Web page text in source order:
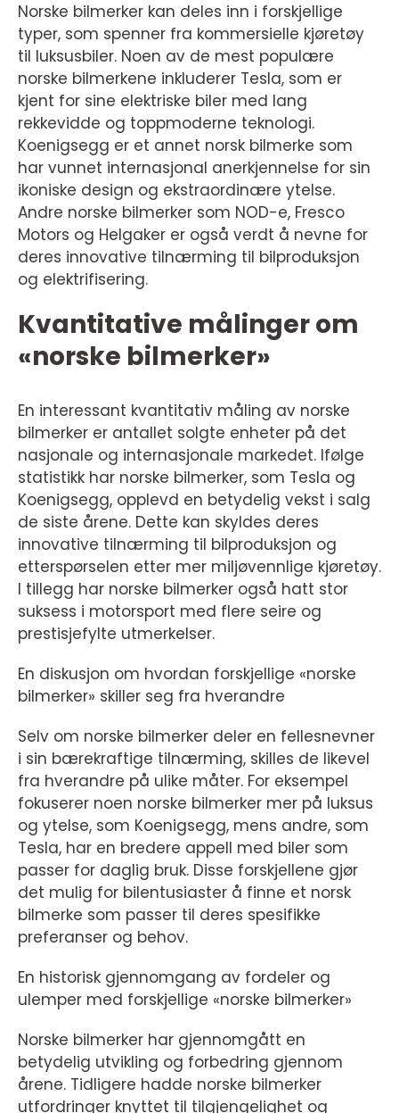
Norske bilmerker kan deles inn i forskjellige
typer, som spenner fra kommersielle kjøretøy
til luksusbiler. Noen av de mest populære
norske bilmerkene inkluderer Tesla, som er
kjent for sine elektriske biler med lang
rekkevidde og toppmoderne teknologi.
Koenigsegg er et annet norsk bilmerke som
har vunnet internasjonal anerkjennelse for sin
ikoniske design og ekstraordinære ytelse.
Andre norske bilmerker som NOD-e, Fresco
Motors og Helgaker er også verdt å nevne for
deres innovative tilnærming til bilproduksjon
og elektrifisering.
Kvantitative målinger om
«norske bilmerker»
En interessant kvantitativ måling av norske
bilmerker er antallet solgte enheter på det
nasjonale og internasjonale markedet. Ifølge
statistikk har norske bilmerker, som Tesla og
Koenigsegg, opplevd en betydelig vekst i salg
de siste årene. Dette kan skyldes deres
innovative tilnærming til bilproduksjon og
etterspørselen etter mer miljøvennlige kjøretøy.
I tillegg har norske bilmerker også hatt stor
suksess i motorsport med flere seire og
prestisjefylte utmerkelser.
En diskusjon om hvordan forskjellige «norske
bilmerker» skiller seg fra hverandre
Selv om norske bilmerker deler en fellesnevner
i sin bærekraftige tilnærming, skilles de likevel
fra hverandre på ulike måter. For eksempel
fokuserer noen norske bilmerker mer på luksus
og ytelse, som Koenigsegg, mens andre, som
Tesla, har en bredere appell med biler som
passer for daglig bruk. Disse forskjellene gjør
det mulig for bilentusiaster å finne et norsk
bilmerke som passer til deres spesifikke
preferanser og behov.
En historisk gjennomgang av fordeler og
ulemper med forskjellige «norske bilmerker»
Norske bilmerker har gjennomgått en
betydelig utvikling og forbedring gjennom
årene. Tidligere hadde norske bilmerker
utfordringer knyttet til tilgjengelighet og